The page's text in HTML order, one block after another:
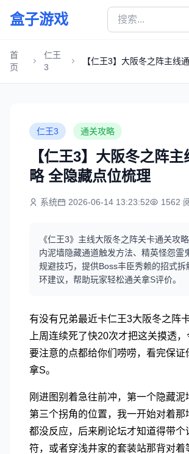
盒子游戏
首
页
仁王
3
【仁王3】大阪冬之阵主线
仁王3 通关攻略
【仁王3】大阪冬之阵
略 全隐藏点位梳理
系统 2026-06-14 13:23:52 1562
《仁王3》主线大阪冬之阵关卡通关攻
内泥墙隐藏通道触发方法、精英怪怨霊
规避技巧，提供Boss丰臣秀赖的招式拆
环建议，帮助玩家轻松通关拿S评价。
有没有兄弟最近卡仁王3大阪冬之阵
上周连续死了快20次才把这关摸透
要注意的点都给你们唠唠，看完保证
拿S。
刚进图别着急往前冲，第一个隐藏泥
第三个拐角的位置，我一开始对着那
都没反应，后来刷论坛才知道得带个
符，或者穿浅井家的套装站那背对着